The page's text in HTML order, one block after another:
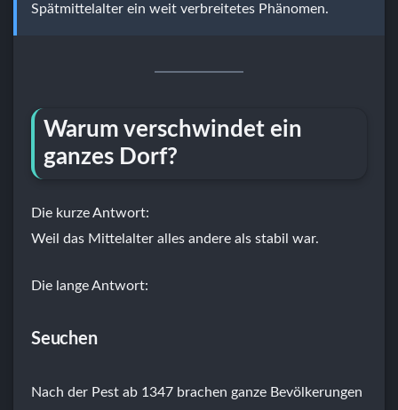
Spätmittelalter ein weit verbreitetes Phänomen.
Warum verschwindet ein
ganzes Dorf?
Die kurze Antwort:
Weil das Mittelalter alles andere als stabil war.
Die lange Antwort:
Seuchen
Nach der Pest ab 1347 brachen ganze Bevölkerungen